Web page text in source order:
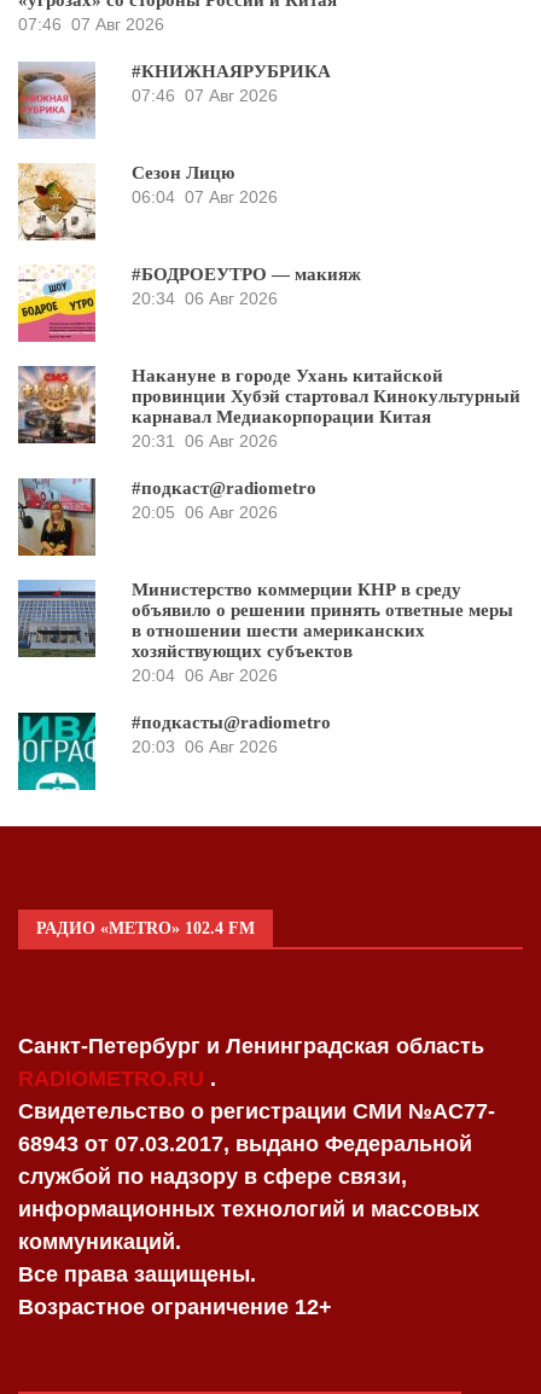
07:46 07 Авг 2026
#КНИЖНАЯРУБРИКА
07:46 07 Авг 2026
Сезон Лицю
06:04 07 Авг 2026
#БОДРОЕУТРО — макияж
20:34 06 Авг 2026
Накануне в городе Ухань китайской
провинции Хубэй стартовал Кинокультурный
карнавал Медиакорпорации Китая
20:31 06 Авг 2026
#подкаст@radiometro
20:05 06 Авг 2026
Министерство коммерции КНР в среду
объявило о решении принять ответные меры
в отношении шести американских
хозяйствующих субъектов
20:04 06 Авг 2026
#подкасты@radiometro
20:03 06 Авг 2026
РАДИО «METRO» 102.4 FM
Санкт-Петербург и Ленинградская область
RADIOMETRO.RU .
Свидетельство о регистрации СМИ №AC77-
68943 от 07.03.2017, выдано Федеральной
службой по надзору в сфере связи,
информационных технологий и массовых
коммуникаций.
Все права защищены.
Возрастное ограничение 12+